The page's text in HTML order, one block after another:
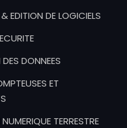
EDITION DE LOGICIELS
DONNEES
ET
TERRESTRE